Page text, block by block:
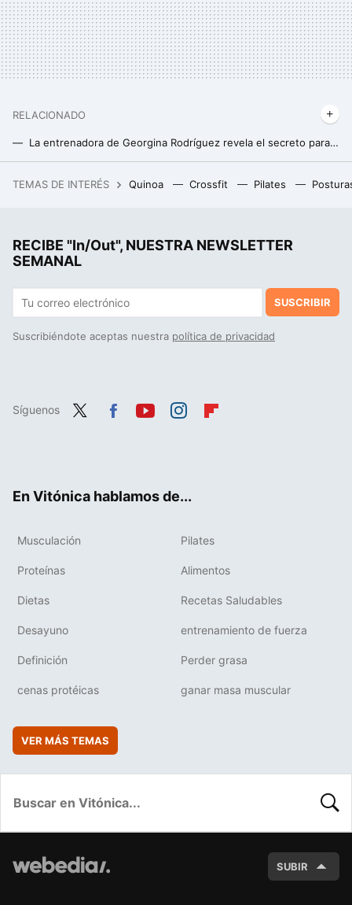
RELACIONADO
La entrenadora de Georgina Rodríguez revela el secreto para conseguir unos glúteos fuertes y con curvas
El alcohol de tu cesta de Navidad también caduca: cómo conservar licores y destilados
TEMAS DE INTERÉS Quinoa Crossfit Pilates
RECIBE "In/Out", NUESTRA NEWSLETTER
SEMANAL
SUSCRIBIR
Suscribiéndote aceptas nuestra política de privacidad
Síguenos
En Vitónica hablamos de...
Musculación Pilates
Proteínas Alimentos
Dietas Recetas Saludables
Desayuno entrenamiento de fuerza
Definición Perder grasa
cenas protéicas ganar masa muscular
VER MÁS TEMAS
SUBIR